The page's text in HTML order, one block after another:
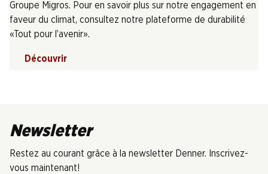
Groupe Migros. Pour en savoir plus sur notre engagement en
faveur du climat, consultez notre plateforme de durabilité
«Tout pour l’avenir».
Découvrir
Newsletter
Restez au courant grâce à la newsletter Denner. Inscrivez-
vous maintenant!